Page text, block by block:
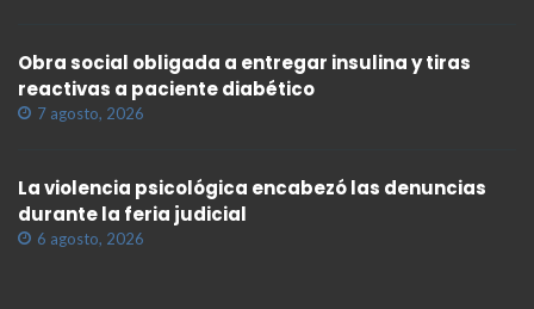
Obra social obligada a entregar insulina y tiras
reactivas a paciente diabético
7 agosto, 2026
La violencia psicológica encabezó las denuncias
durante la feria judicial
6 agosto, 2026